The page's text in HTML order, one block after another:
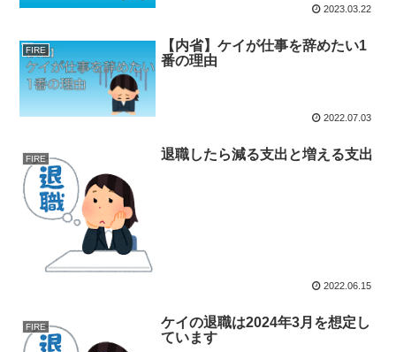
2023.03.22
FIRE
【内省】ケイが仕事を辞めたい1
番の理由
2022.07.03
FIRE 退職したら減る支出と増える支出
2022.06.15
FIRE
ケイの退職は2024年3月を想定し
ています